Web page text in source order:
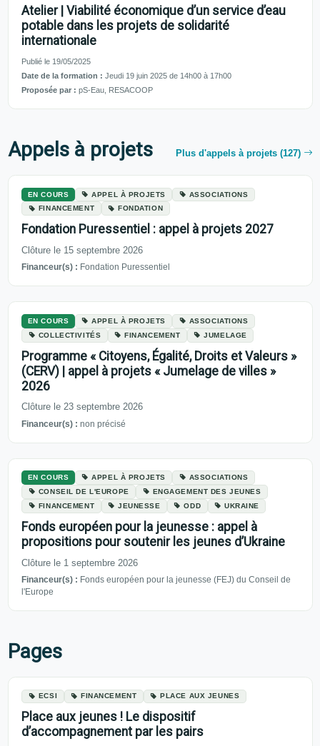
Atelier | Viabilité économique d’un service d’eau
potable dans les projets de solidarité
internationale
Publié le 19/05/2025
Date de la formation : Jeudi 19 juin 2025 de 14h00 à 17h00
Proposée par : pS-Eau, RESACOOP
Appels à projets Plus d'appels à projets (127)
EN COURS APPEL À PROJETS
ASSOCIATIONS
FINANCEMENT
FONDATION
Fondation Puressentiel : appel à projets 2027
Clôture le 15 septembre 2026
Financeur(s) : Fondation Puressentiel
EN COURS APPEL À PROJETS
ASSOCIATIONS
COLLECTIVITÉS
FINANCEMENT JUMELAGE
Programme « Citoyens, Égalité, Droits et Valeurs »
(CERV) | appel à projets « Jumelage de villes »
2026
Clôture le 23 septembre 2026
Financeur(s) : non précisé
EN COURS APPEL À PROJETS
ASSOCIATIONS
CONSEIL DE L'EUROPE
ENGAGEMENT DES JEUNES
FINANCEMENT
JEUNESSE ODD UKRAINE
Fonds européen pour la jeunesse : appel à
propositions pour soutenir les jeunes d’Ukraine
Clôture le 1 septembre 2026
Financeur(s) : Fonds européen pour la jeunesse (FEJ) du Conseil de
l'Europe
Pages
ECSI FINANCEMENT PLACE AUX JEUNES
Place aux jeunes ! Le dispositif
d’accompagnement par les pairs